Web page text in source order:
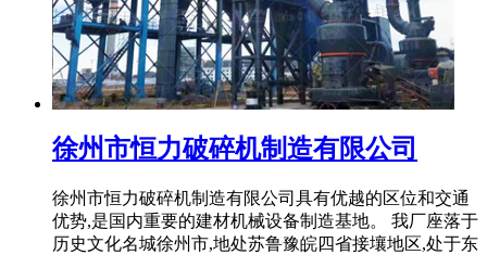
徐州市恒力破碎机制造有限公司
徐州市恒力破碎机制造有限公司具有优越的区位和交通
优势,是国内重要的建材机械设备制造基地。 我厂座落于
历史文化名城徐州市,地处苏鲁豫皖四省接壤地区,处于东